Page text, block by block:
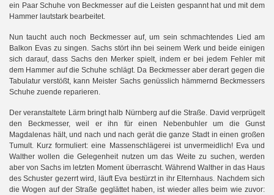
ein Paar Schuhe von Beckmesser auf die Leisten gespannt hat und mit dem
Hammer lautstark bearbeitet.
Nun taucht auch noch Beckmesser auf, um sein schmachtendes Lied am
Balkon Evas zu singen. Sachs stört ihn bei seinem Werk und beide einigen
sich darauf, dass Sachs den Merker spielt, indem er bei jedem Fehler mit
dem Hammer auf die Schuhe schlägt. Da Beckmesser aber derart gegen die
Tabulatur verstößt, kann Meister Sachs genüsslich hämmernd Beckmessers
Schuhe zuende reparieren.
Der veranstaltete Lärm bringt halb Nürnberg auf die Straße. David verprügelt
den Beckmesser, weil er ihn für einen Nebenbuhler um die Gunst
Magdalenas hält, und nach und nach gerät die ganze Stadt in einen großen
Tumult. Kurz formuliert: eine Massenschlägerei ist unvermeidlich! Eva und
Walther wollen die Gelegenheit nutzen um das Weite zu suchen, werden
aber von Sachs im letzten Moment überrascht. Während Walther in das Haus
des Schuster gezerrt wird, läuft Eva bestürzt in ihr Elternhaus. Nachdem sich
die Wogen auf der Straße geglättet haben, ist wieder alles beim wie zuvor: